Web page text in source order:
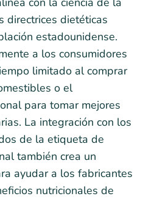
directrices dietéticas
estadounidense.
a los consumidores
limitado al comprar
o el
para tomar mejores
La integración con los
de la etiqueta de
también crea un
ayudar a los fabricantes
nutricionales de